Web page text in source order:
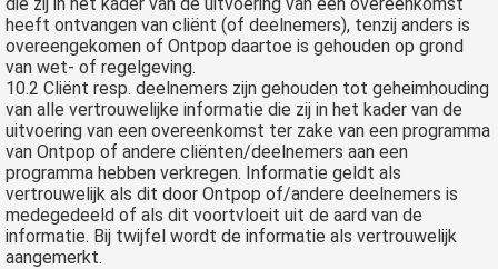
heeft ontvangen van cliënt (of deelnemers), tenzij anders is
overeengekomen of Ontpop daartoe is gehouden op grond
van wet- of regelgeving.
10.2 Cliënt resp. deelnemers zijn gehouden tot geheimhouding
van alle vertrouwelijke informatie die zij in het kader van de
uitvoering van een overeenkomst ter zake van een programma
van Ontpop of andere cliënten/deelnemers aan een
programma hebben verkregen. Informatie geldt als
vertrouwelijk als dit door Ontpop of/andere deelnemers is
medegedeeld of als dit voortvloeit uit de aard van de
informatie. Bij twijfel wordt de informatie als vertrouwelijk
aangemerkt.